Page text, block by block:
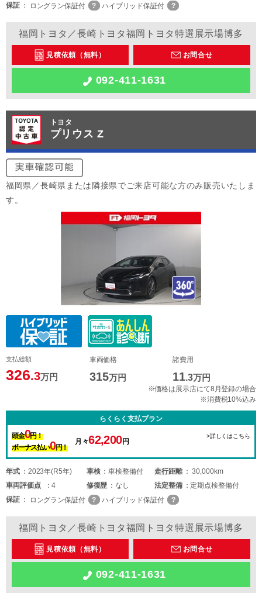
保証
ロングラン保証付 ハイブリッド保証付
福岡トヨタ／長崎トヨタ福岡トヨタ特選展示場博多
見積依頼（無料） お問合せ
092-411-1631
トヨタ
プリウス Z
福岡県／長崎県または隣接県でご来店可能な方のみ販売いたしま
す。
支払総額
326.3万円
車両価格
315万円
諸費用
11.3万円
※価格は展示店にて8月登録の場合
※消費税10%込み
らくらく支払プラン
頭金0円！
ボーナス払い0円！
月々62,200円
>詳しくはこちら
年式 2023年(R5年) 車検 車検整備付 走行距離
30,000km
車両評価点 4 修復歴 なし 法定整備
定期点検整備付
保証
ロングラン保証付 ハイブリッド保証付
福岡トヨタ／長崎トヨタ福岡トヨタ特選展示場博多
見積依頼（無料） お問合せ
092-411-1631